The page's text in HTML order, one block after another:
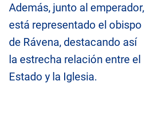
Además, junto al emperador,
está representado el obispo
de Rávena, destacando así
la estrecha relación entre el
Estado y la Iglesia.